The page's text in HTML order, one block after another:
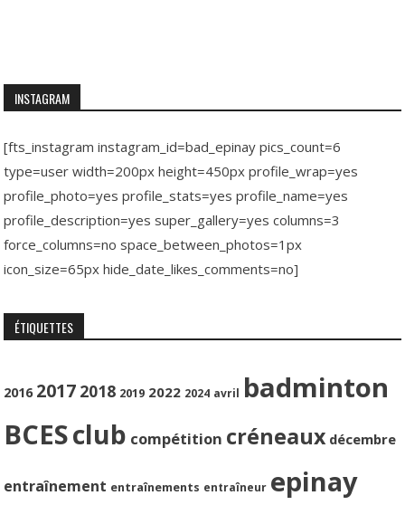
INSTAGRAM
[fts_instagram instagram_id=bad_epinay pics_count=6
type=user width=200px height=450px profile_wrap=yes
profile_photo=yes profile_stats=yes profile_name=yes
profile_description=yes super_gallery=yes columns=3
force_columns=no space_between_photos=1px
icon_size=65px hide_date_likes_comments=no]
ÉTIQUETTES
2016 2017 2018 2019 2022 2024 avril badminton
BCESclub compétition créneaux décembre
entraînement entraînements entraîneur epinay